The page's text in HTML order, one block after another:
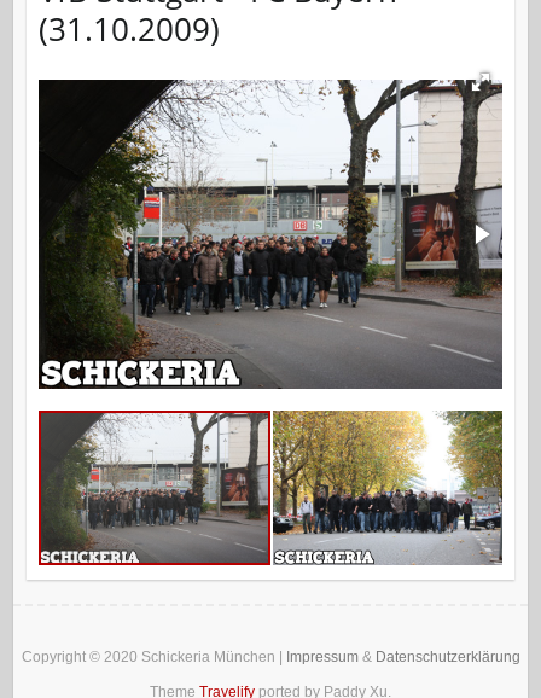
(31.10.2009)
Copyright © 2020 Schickeria München Impressum& Datenschutzerklärung
Theme Travelify ported by Paddy Xu.